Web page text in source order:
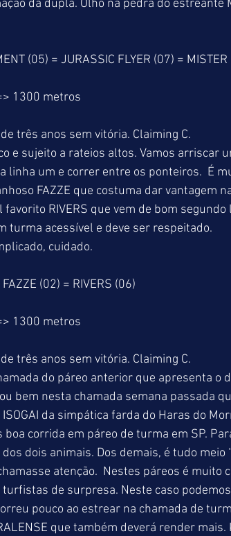
da dupla. Olho na pedra do estreante
(05) = JURASSIC FLYER (07) = MISTER
1300 metros
três anos sem vitória. Claiming C.
e sujeito a rateios altos. Vamos arriscar
linha um e correr entre os ponteiros.  É
FAZZE que costuma dar vantagem
favorito RIVERS que vem de bom segundo
turma acessível e deve ser respeitado.
cuidado.
(02) = RIVERS (06)
1300 metros
três anos sem vitória. Claiming C.
do páreo anterior que apresenta o
bem nesta chamada semana passada
da simpática farda do Haras do
boa corrida em páreo de turma em SP.
dos dois animais. Dos demais, é tudo
atenção.  Nestes páreos é muito
turfistas de surpresa. Neste caso
pouco ao estrear na chamada de
que também deverá render